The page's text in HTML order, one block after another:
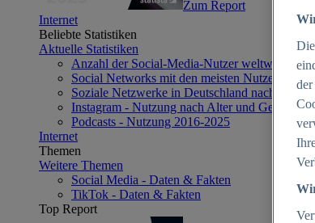
Zum Report
Internet
Beliebte Statistiken
Aktuelle Statistiken
Anzahl der Social-Media-Nutzer weltweit
Social Networks mit den meisten Nutzern
Soziale Netzwerke in Deutschland nach
Instagram - Nutzung nach Alter und
Podcasts - Nutzung 2016-2025
Internet
Themen
Weitere Themen
Social Media - Daten & Fakten
TikTok - Daten & Fakten
Top Report